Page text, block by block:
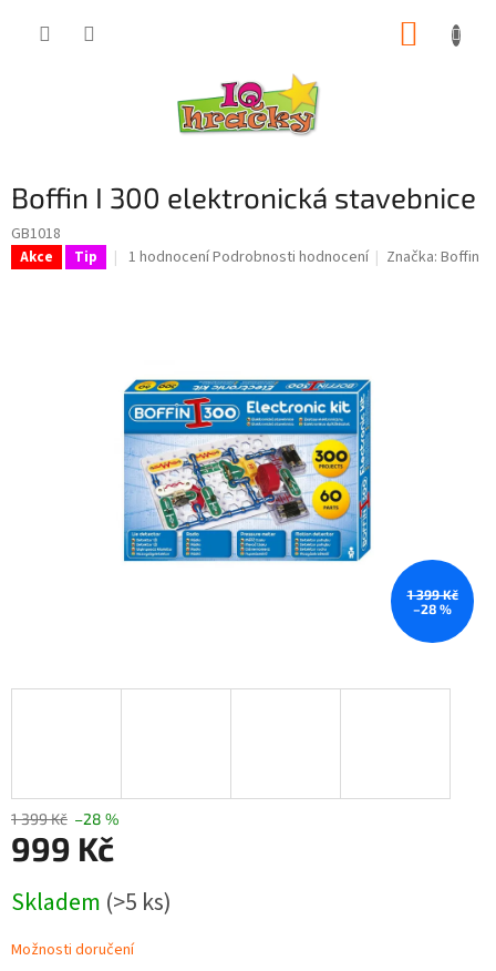
Boffin I 300 elektronická stavebnice
GB1018
Akce Tip
Průměrné
5
hvězdiček.
1 hodnoceníPodrobnosti hodnocení Značka:Boffin
1 399 Kč
–28 %
1 399 Kč –28 %
999 Kč
cena:
Skladem (>5 ks)
Možnosti doručení